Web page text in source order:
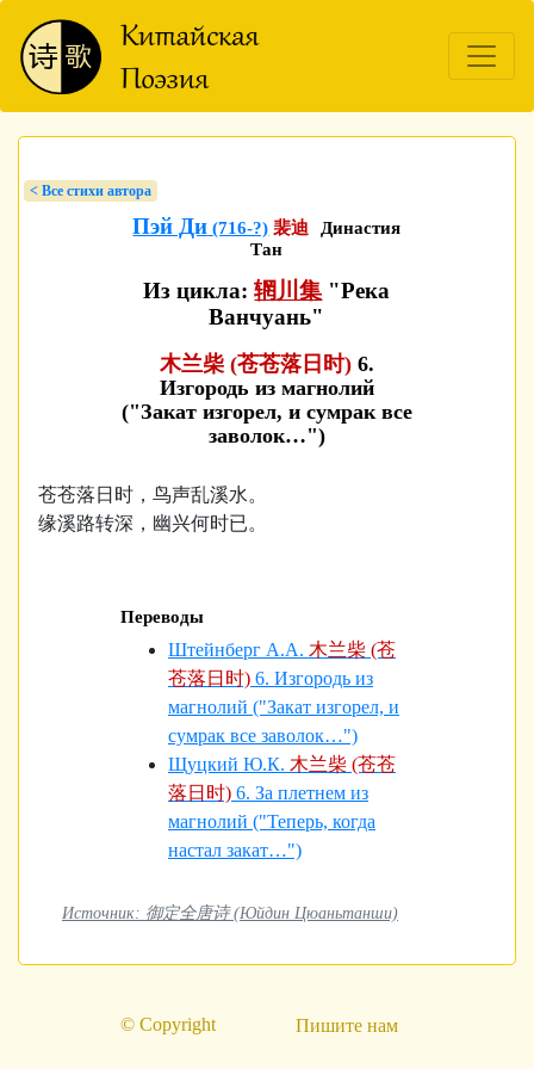
< Bсе стихи автора
Пэй Ди (716-?) 裴迪
Династия
Тан
Из цикла:辋川集 "Река
Ванчуань"
木兰柴 (苍苍落日时) 6.
Изгородь из магнолий
("Закат изгорел, и сумрак все
заволок…")
苍苍落日时，鸟声乱溪水。
缘溪路转深，幽兴何时已。
Переводы
Штейнберг А.А. 木兰柴 (苍
苍落日时) 6. Изгородь из
магнолий ("Закат изгорел, и
сумрак все заволок…")
Щуцкий Ю.К. 木兰柴 (苍苍
落日时) 6. За плетнем из
магнолий ("Теперь, когда
настал закат…")
Источник: 御定全唐诗 (Юйдин Цюаньтанши)
© Copyright Пишите нам